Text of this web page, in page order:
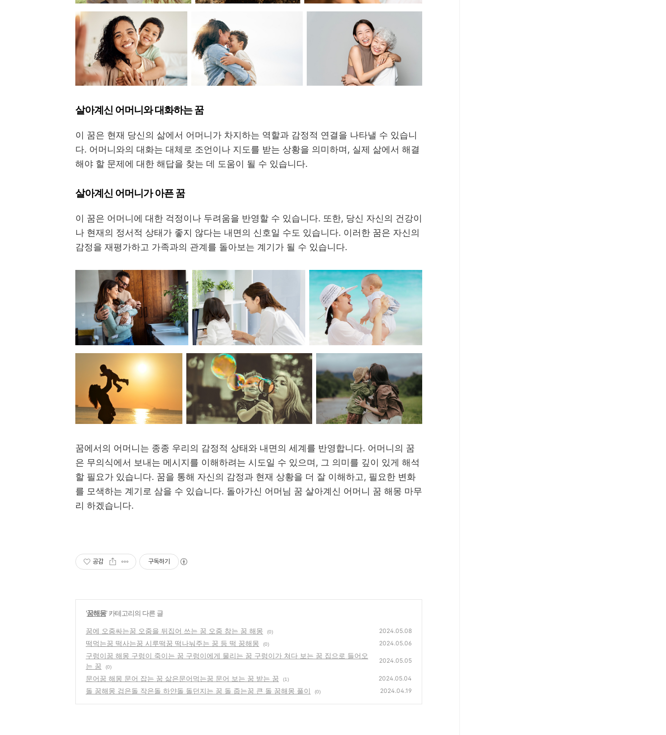
살아계신 어머니와 대화하는 꿈
이 꿈은 현재 당신의 삶에서 어머니가 차지하는 역할과 감정적 연결을 나타낼 수 있습니
다. 어머니와의 대화는 대체로 조언이나 지도를 받는 상황을 의미하며, 실제 삶에서 해결
해야 할 문제에 대한 해답을 찾는 데 도움이 될 수 있습니다.
살아계신 어머니가 아픈 꿈
이 꿈은 어머니에 대한 걱정이나 두려움을 반영할 수 있습니다. 또한, 당신 자신의 건강이
나 현재의 정서적 상태가 좋지 않다는 내면의 신호일 수도 있습니다. 이러한 꿈은 자신의
감정을 재평가하고 가족과의 관계를 돌아보는 계기가 될 수 있습니다.
꿈에서의 어머니는 종종 우리의 감정적 상태와 내면의 세계를 반영합니다. 어머니의 꿈
은 무의식에서 보내는 메시지를 이해하려는 시도일 수 있으며, 그 의미를 깊이 있게 해석
할 필요가 있습니다. 꿈을 통해 자신의 감정과 현재 상황을 더 잘 이해하고, 필요한 변화
를 모색하는 계기로 삼을 수 있습니다. 돌아가신 어머님 꿈 살아계신 어머니 꿈 해몽 마무
리 하겠습니다.
공감 구독하기
'꿈해몽' 카테고리의 다른 글
꿈에 오줌싸는꿈 오줌을 뒤집어 쓰는 꿈 오줌 참는 꿈 해몽 (0) 2024.05.08
떡먹는꿈 떡사는꿈 시루떡꿈 떡나눠주는 꿈 등 떡 꿈해몽 (0) 2024.05.06
구렁이꿈 해몽 구렁이 죽이는 꿈 구렁이에게 물리는 꿈 구렁이가 쳐다 보는 꿈 집으로 들어오
는 꿈
(0)
2024.05.05
문어꿈 해몽 문어 잡는 꿈 삶은문어먹는꿈 문어 보는 꿈 받는 꿈 (1) 2024.05.04
돌 꿈해몽 검은돌 작은돌 하얀돌 돌던지는 꿈 돌 줍는꿈 큰 돌 꿈해몽 풀이 (0) 2024.04.19